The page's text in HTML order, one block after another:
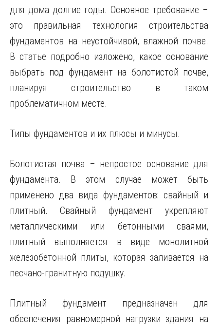
для дома долгие годы. Основное требование –
это правильная технология строительства
фундаментов на неустойчивой, влажной почве.
В статье подробно изложено, какое основание
выбрать под фундамент на болотистой почве,
планируя строительство в таком
проблематичном месте.
Типы фундаментов и их плюсы и минусы.
Болотистая почва – непростое основание для
фундамента. В этом случае может быть
применено два вида фундаментов: свайный и
плитный. Свайный фундамент укрепляют
металлическими или бетонными сваями,
плитный выполняется в виде монолитной
железобетонной плиты, которая заливается на
песчано-гранитную подушку.
Плитный фундамент предназначен для
обеспечения равномерной нагрузки здания на